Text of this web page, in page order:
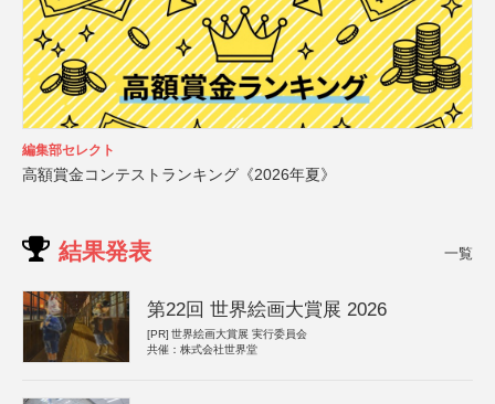
編集部セレクト
高額賞金コンテストランキング《2026年夏》
結果発表 一覧
第22回 世界絵画大賞展 2026
[PR] 世界絵画大賞展 実行委員会
共催：株式会社世界堂